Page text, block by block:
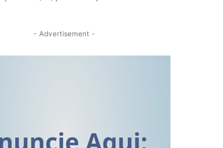
- Advertisement -